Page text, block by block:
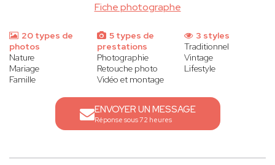
Fiche photographe
20 types de
photos
Nature
Mariage
Famille
5 types de
prestations
Photographie
Retouche photo
Vidéo et montage
3 styles
Traditionnel
Vintage
Lifestyle
ENVOYER UN MESSAGE
Réponse sous 72 heures